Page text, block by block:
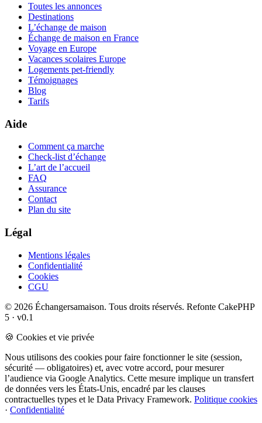
Toutes les annonces
Destinations
L’échange de maison
Échange de maison en France
Voyage en Europe
Vacances scolaires Europe
Logements pet-friendly
Témoignages
Blog
Tarifs
Aide
Comment ça marche
Check-list d’échange
L’art de l’accueil
FAQ
Assurance
Contact
Plan du site
Légal
Mentions légales
Confidentialité
Cookies
CGU
© 2026 Échangersamaison. Tous droits réservés. Refonte CakePHP
5 · v0.1
🍪 Cookies et vie privée
Nous utilisons des cookies pour faire fonctionner le site (session,
sécurité — obligatoires) et, avec votre accord, pour mesurer
l’audience via Google Analytics. Cette mesure implique un transfert
de données vers les États-Unis, encadré par les clauses
contractuelles types et le Data Privacy Framework. Politique cookies
· Confidentialité